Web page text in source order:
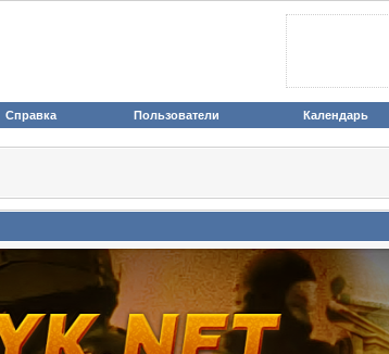
Справка Пользователи Календарь